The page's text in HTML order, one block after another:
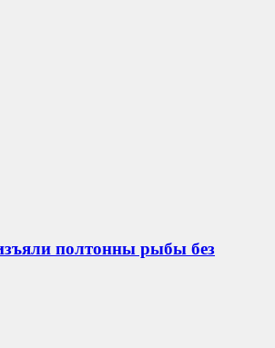
полтонны рыбы без